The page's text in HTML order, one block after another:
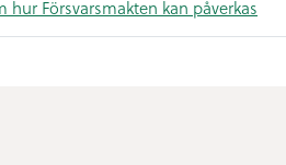
Försvarsmakten kan påverkas